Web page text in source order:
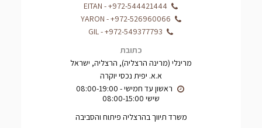
+972-544421444
-
EITAN
+972-526960066
-
YARON
+972-549377793
-
GIL
כתובת
מרינלי (מרינה הרצליה), הרצליה, ישראל
א.א. יפית נכסי יוקרה
שישי 08:00-15:00
משרד תיווך בהרצליה פיתוח והסביבה